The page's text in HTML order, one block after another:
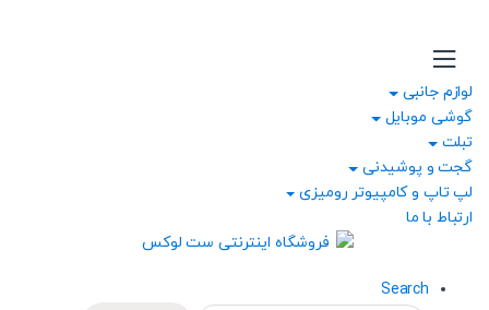
navigation
content
لوازم جانبی
گوشی موبایل
تبلت
گجت و پوشیدنی
لپ تاپ و کامپیوتر رومیزی
ارتباط با ما
Search